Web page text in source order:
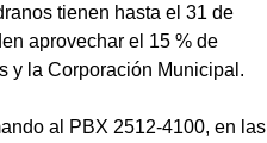
tienen hasta el 31 de
aprovechar el 15 % de
y la Corporación Municipal.
al PBX 2512-4100, en las